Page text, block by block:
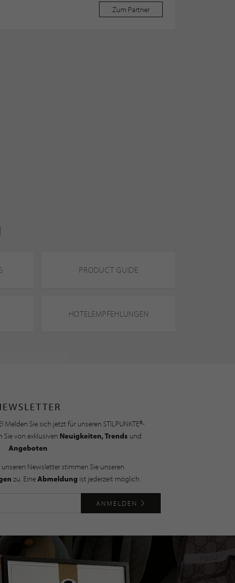
Zum Partner
PRODUCT GUIDE
HOTELEMPFEHLUNGEN
Melden Sie sich jetzt für unseren STILPUNKTE®-
von exklusiven Neuigkeiten, Trends und
Angeboten
Newsletter stimmen Sie unseren
zu. EineAbmeldung ist jederzeit möglich.
ANMELDEN